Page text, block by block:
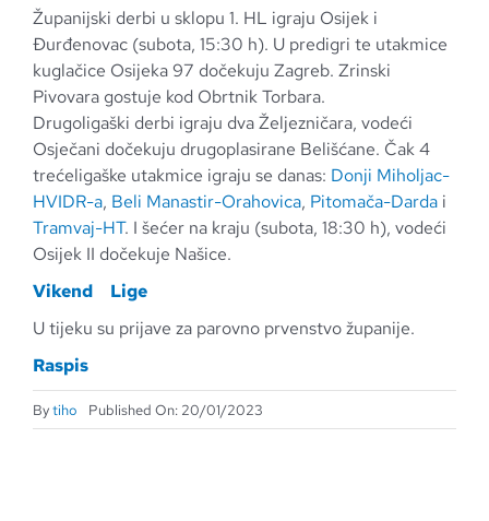
Županijski derbi u sklopu 1. HL igraju Osijek i
Đurđenovac (subota, 15:30 h). U predigri te utakmice
kuglačice Osijeka 97 dočekuju Zagreb. Zrinski
Pivovara gostuje kod Obrtnik Torbara.
Drugoligaški derbi igraju dva Željezničara, vodeći
Osječani dočekuju drugoplasirane Belišćane. Čak 4
trećeligaške utakmice igraju se danas: Donji Miholjac-
HVIDR-a, Beli Manastir-Orahovica, Pitomača-Dardai
Tramvaj-HT. I šećer na kraju (subota, 18:30 h), vodeći
Osijek II dočekuje Našice.
Vikend
Lige
U tijeku su prijave za parovno prvenstvo županije.
Raspis
Bytiho Published On: 20/01/2023